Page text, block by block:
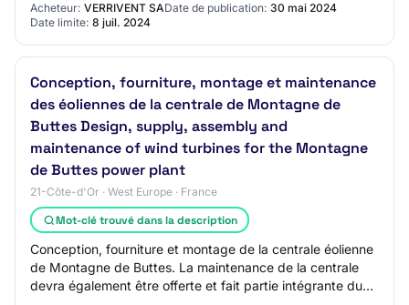
Acheteur: VERRIVENT SADate de publication: 30 mai 2024
Date limite: 8 juil. 2024
Conception, fourniture, montage et maintenance
des éoliennes de la centrale de Montagne de
Buttes Design, supply, assembly and
maintenance of wind turbines for the Montagne
de Buttes power plant
21-Côte-d'Or · West Europe · France
Mot-clé trouvé dans la description
Conception, fourniture et montage de la centrale éolienne
de Montagne de Buttes. La maintenance de la centrale
devra également être offerte et fait partie intégrante du